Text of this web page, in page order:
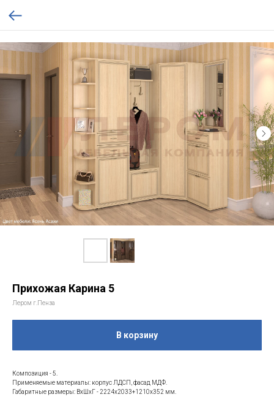
Прихожая Карина 5
Лером г.Пенза
В корзину
Композиция - 5.
Применяемые материалы: корпус ЛДСП, фасад МДФ.
Габаритные размеры: ВхШхГ - 2224х2033+1210х352 мм.